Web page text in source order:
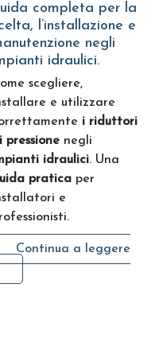
completa per la
l’installazione e
negli
idraulici.
scegliere,
e utilizzare
i riduttori
pressione negli
idraulici. Una
pratica per
e
Continua a leggere